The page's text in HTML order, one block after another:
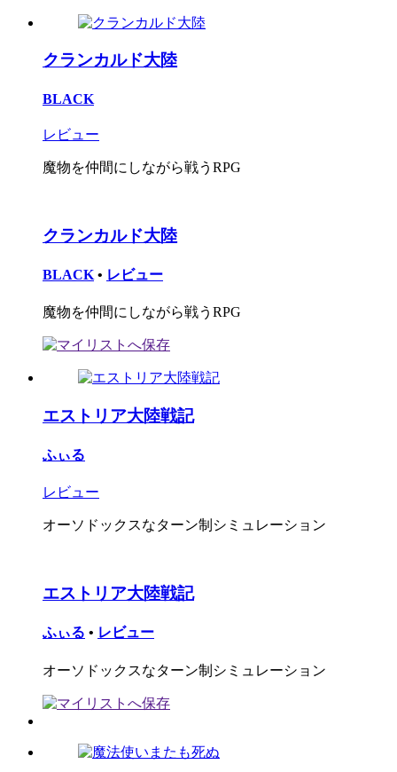
クランカルド大陸
BLACK
レビュー
魔物を仲間にしながら戦うRPG
クランカルド大陸
BLACK • レビュー
魔物を仲間にしながら戦うRPG
エストリア大陸戦記
ふぃる
レビュー
オーソドックスなターン制シミュレーション
エストリア大陸戦記
ふぃる • レビュー
オーソドックスなターン制シミュレーション